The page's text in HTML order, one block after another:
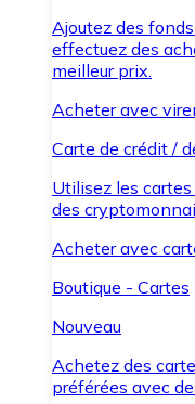
Ajoutez des
effectuez des
meilleur prix.
Acheter avec
Carte de crédit /
Utilisez les
des
Acheter avec
Boutique - Cartes
Nouveau
Achetez des
préférées avec